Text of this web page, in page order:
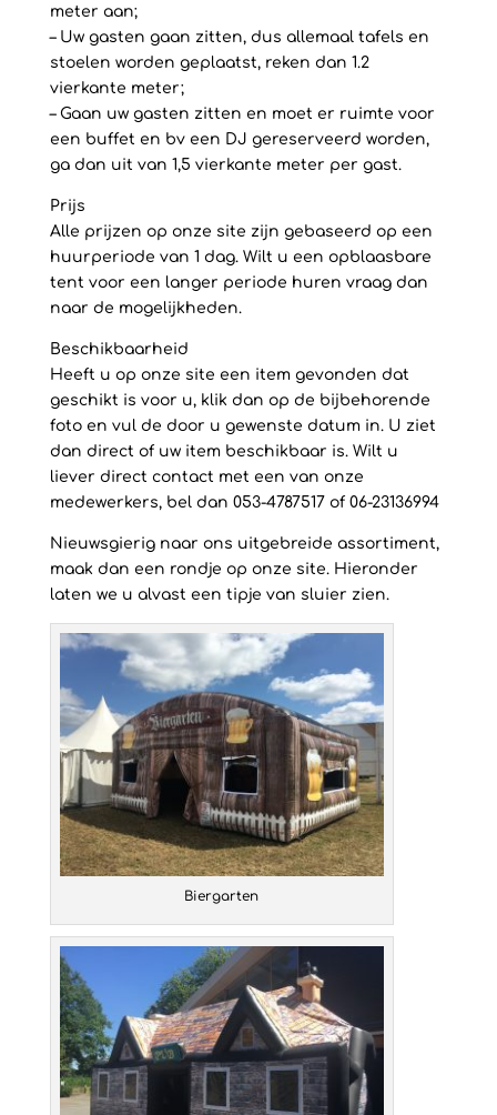
meter aan;
– Uw gasten gaan zitten, dus allemaal tafels en
stoelen worden geplaatst, reken dan 1.2
vierkante meter;
– Gaan uw gasten zitten en moet er ruimte voor
een buffet en bv een DJ gereserveerd worden,
ga dan uit van 1,5 vierkante meter per gast.
Prijs
Alle prijzen op onze site zijn gebaseerd op een
huurperiode van 1 dag. Wilt u een opblaasbare
tent voor een langer periode huren vraag dan
naar de mogelijkheden.
Beschikbaarheid
Heeft u op onze site een item gevonden dat
geschikt is voor u, klik dan op de bijbehorende
foto en vul de door u gewenste datum in. U ziet
dan direct of uw item beschikbaar is. Wilt u
liever direct contact met een van onze
medewerkers, bel dan 053-4787517 of 06-23136994
Nieuwsgierig naar ons uitgebreide assortiment,
maak dan een rondje op onze site. Hieronder
laten we u alvast een tipje van sluier zien.
Biergarten